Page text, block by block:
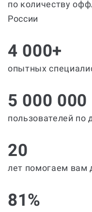
по количеству
России
4 000+
опытных
5 000 000
пользователей
20
лет помогаем вам
81%